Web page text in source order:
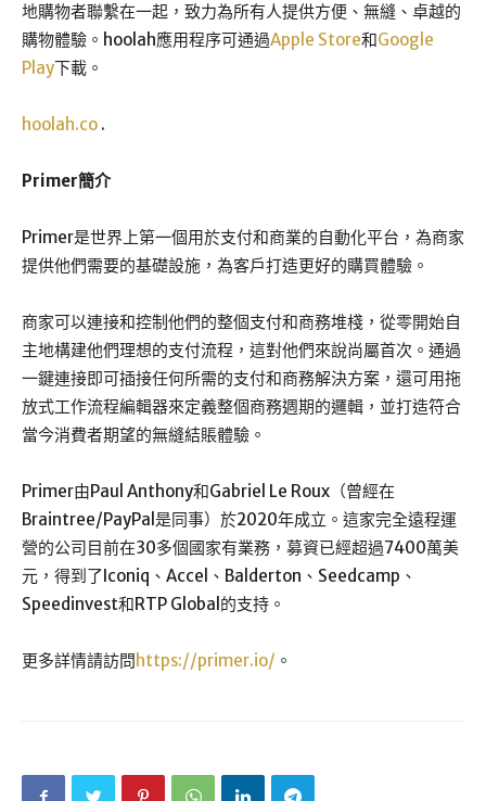
地購物者聯繫在一起，致力為所有人提供方便、無縫、卓越的
購物體驗。hoolah應用程序可通過Apple Store和Google
Play下載。
hoolah.co .
Primer簡介
Primer是世界上第一個用於支付和商業的自動化平台，為商家
提供他們需要的基礎設施，為客戶打造更好的購買體驗。
商家可以連接和控制他們的整個支付和商務堆棧，從零開始自
主地構建他們理想的支付流程，這對他們來說尚屬首次。通過
一鍵連接即可插接任何所需的支付和商務解決方案，還可用拖
放式工作流程編輯器來定義整個商務週期的邏輯，並打造符合
當今消費者期望的無縫結賬體驗。
Primer由Paul Anthony和Gabriel Le Roux（曾經在
Braintree/PayPal是同事）於2020年成立。這家完全遠程運
營的公司目前在30多個國家有業務，募資已經超過7400萬美
元，得到了Iconiq、Accel、Balderton、Seedcamp、
Speedinvest和RTP Global的支持。
更多詳情請訪問https://primer.io/ 。